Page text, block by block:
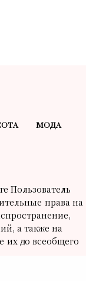
МОДА
Пользователь
права на
а также на
их до всеобщего